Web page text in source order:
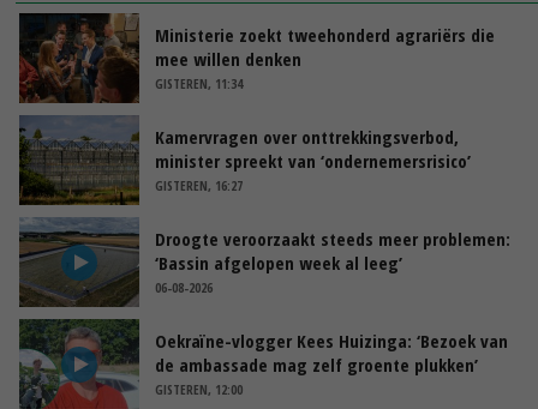
Ministerie zoekt tweehonderd agrariërs die
mee willen denken
GISTEREN, 11:34
Kamervragen over onttrekkingsverbod,
minister spreekt van ‘ondernemersrisico’
GISTEREN, 16:27
Droogte veroorzaakt steeds meer problemen:
‘Bassin afgelopen week al leeg’
06-08-2026
Oekraïne-vlogger Kees Huizinga: ‘Bezoek van
de ambassade mag zelf groente plukken’
GISTEREN, 12:00